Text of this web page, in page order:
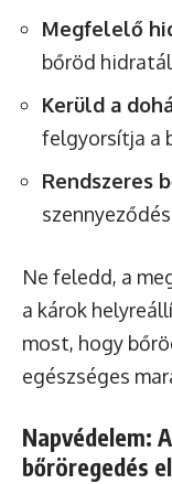
Megfelelő
bőröd
Kerüld a
felgyorsítja a
Rendszeres
Ne feledd, a
a károk
most, hogy
egészséges
Napvédelem:
bőröregedés